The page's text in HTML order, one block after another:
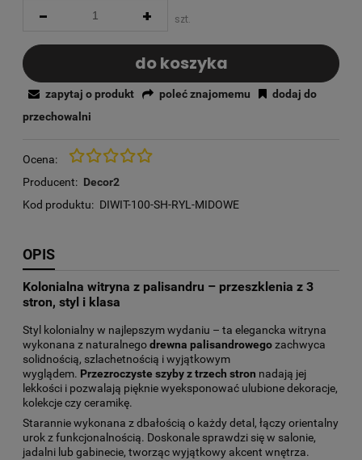
- + szt.
do koszyka
Ocena:
Producent: Decor2
Kod produktu: DIWIT-100-SH-RYL-MIDOWE
zapytaj o produkt poleć znajomemu
dodaj do
przechowalni
OPIS
Kolonialna witryna z palisandru – przeszklenia z 3
stron, styl i klasa
Styl kolonialny w najlepszym wydaniu – ta elegancka witryna
wykonana z naturalnegodrewna palisandrowegozachwyca
solidnością, szlachetnością i wyjątkowym
wyglądem. Przezroczyste szyby z trzech stron nadają jej
lekkości i pozwalają pięknie wyeksponować ulubione dekoracje,
kolekcje czy ceramikę.
Starannie wykonana z dbałością o każdy detal, łączy orientalny
urok z funkcjonalnością. Doskonale sprawdzi się w salonie,
jadalni lub gabinecie, tworząc wyjątkowy akcent wnętrza.